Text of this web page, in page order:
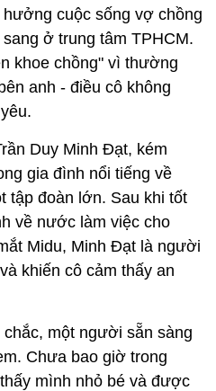
cuộc sống vợ chồng
ở trung tâm TPHCM.
khoe chồng" vì thường
anh - điều cô không
Duy Minh Đạt, kém
gia đình nổi tiếng về
tập đoàn lớn. Sau khi tốt
về nước làm việc cho
Midu, Minh Đạt là người
khiến cô cảm thấy an
một người sẵn sàng
Chưa bao giờ trong
mình nhỏ bé và được